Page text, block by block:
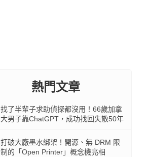
熱門文章
找了半輩子求助偵探都沒用！66歲加拿
大男子靠ChatGPT，成功找回失散50年
打破大廠墨水綁架！開源、無 DRM 限
制的「Open Printer」概念機亮相